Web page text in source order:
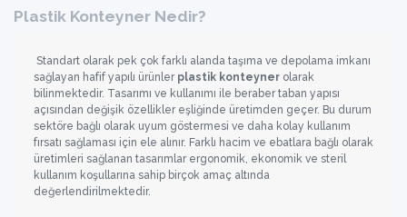
Plastik Konteyner Nedir?
Standart olarak pek çok farklı alanda taşıma ve depolama imkanı
sağlayan hafif yapılı ürünler plastik konteyner olarak
bilinmektedir. Tasarımı ve kullanımı ile beraber taban yapısı
açısından değişik özellikler eşliğinde üretimden geçer. Bu durum
sektöre bağlı olarak uyum göstermesi ve daha kolay kullanım
fırsatı sağlaması için ele alınır. Farklı hacim ve ebatlara bağlı olarak
üretimleri sağlanan tasarımlar ergonomik, ekonomik ve steril
kullanım koşullarına sahip birçok amaç altında
değerlendirilmektedir.